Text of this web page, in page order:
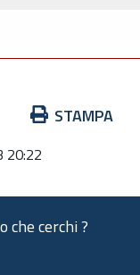
STAMPA
20:22
che cerchi ?